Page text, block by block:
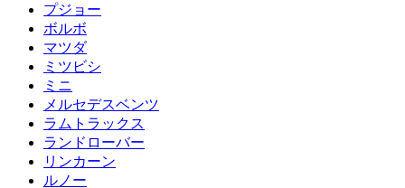
プジョー
ボルボ
マツダ
ミツビシ
ミニ
メルセデスベンツ
ラムトラックス
ランドローバー
リンカーン
ルノー